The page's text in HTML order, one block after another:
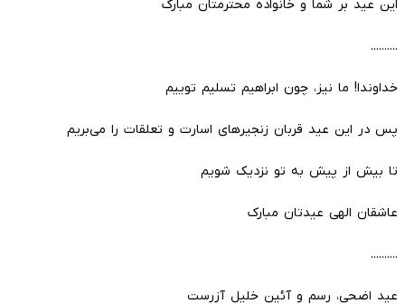
این عید بر شما و خانواده محترمتان مبارک
..........
خداوندا! ما نیز، چون ابراهیم تسلیم توییم
پس در این عید قربان زنجیر‌های اسارت و تعلقات را می‌بریم
تا بیش از پیش به تو نزدیک شویم
عاشقان الهی عیدتان مبارک
..........
عید اضحی، رسم و آئین خلیل آزرست